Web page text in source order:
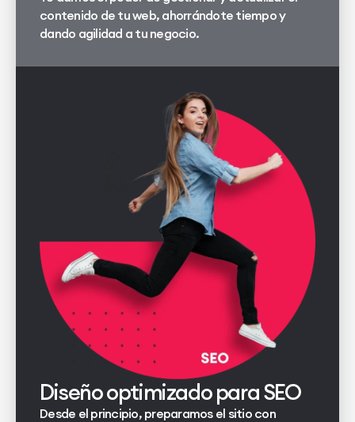
contenido de tu web, ahorrándote tiempo y
dando agilidad a tu negocio.
Diseño optimizado para SEO
Desde el principio, preparamos el sitio con